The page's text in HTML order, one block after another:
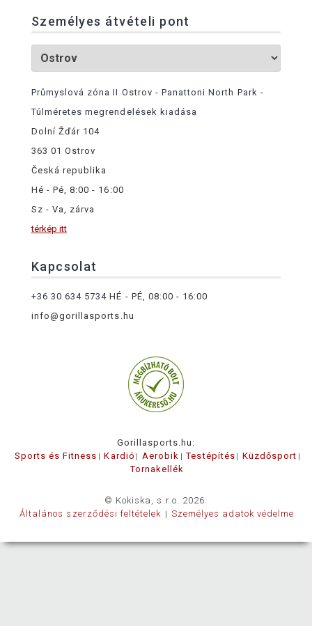
Személyes átvételi pont
Průmyslová zóna II Ostrov - Panattoni North Park -
Túlméretes megrendelések kiadása
Dolní Žďár 104
363 01 Ostrov
Česká republika
Hé - Pé, 8:00 - 16:00
Sz - Va, zárva
térkép itt
Kapcsolat
+36 30 634 5734 HÉ - PÉ, 08:00 - 16:00
info@gorillasports.hu
Gorillasports.hu:
Sports és Fitness
Kardió Aerobik Testépítés
Küzdősport
Tornakellék
© Kokiska, s.r.o. 2026.
Általános szerződési feltételek
Személyes adatok védelme